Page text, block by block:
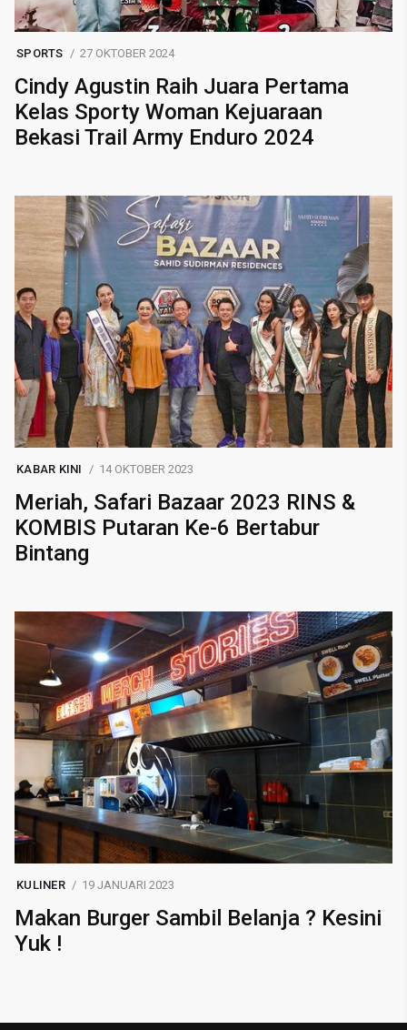
SPORTS 27 OKTOBER 2024
Cindy Agustin Raih Juara Pertama
Kelas Sporty Woman Kejuaraan
Bekasi Trail Army Enduro 2024
KABAR KINI 14 OKTOBER 2023
Meriah, Safari Bazaar 2023 RINS &
KOMBIS Putaran Ke-6 Bertabur
Bintang
KULINER 19 JANUARI 2023
Makan Burger Sambil Belanja ? Kesini
Yuk !